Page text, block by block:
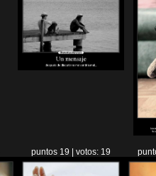
puntos 19 | votos: 19